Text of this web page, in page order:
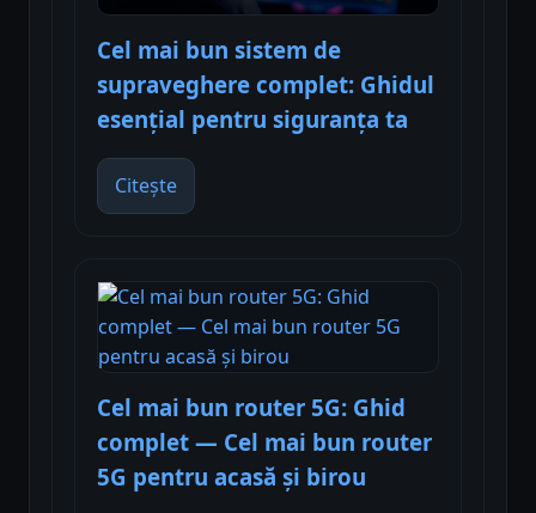
Cel mai bun sistem de
supraveghere complet: Ghidul
esențial pentru siguranța ta
Citește
Cel mai bun router 5G: Ghid
complet — Cel mai bun router
5G pentru acasă și birou